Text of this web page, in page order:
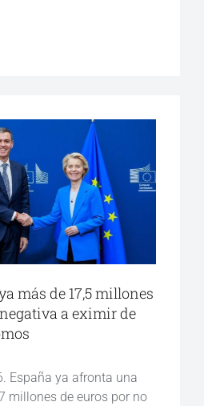
más de 17,5 millones
a eximir de
España ya afronta una
millones de euros por no